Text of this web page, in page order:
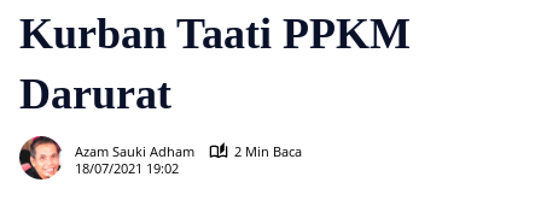
Kurban Taati PPKM
Darurat
Azam Sauki Adham
2 Min Baca
18/07/2021 19:02